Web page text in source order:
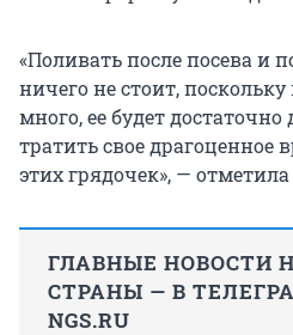
«Поливать после посева и
ничего не стоит,
много, ее будет достаточно
тратить свое драгоценное
этих грядочек», —
ГЛАВНЫЕ НОВОСТИ
СТРАНЫ — В
NGS.RU